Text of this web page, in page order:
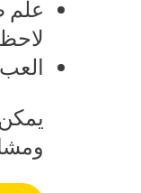
علم